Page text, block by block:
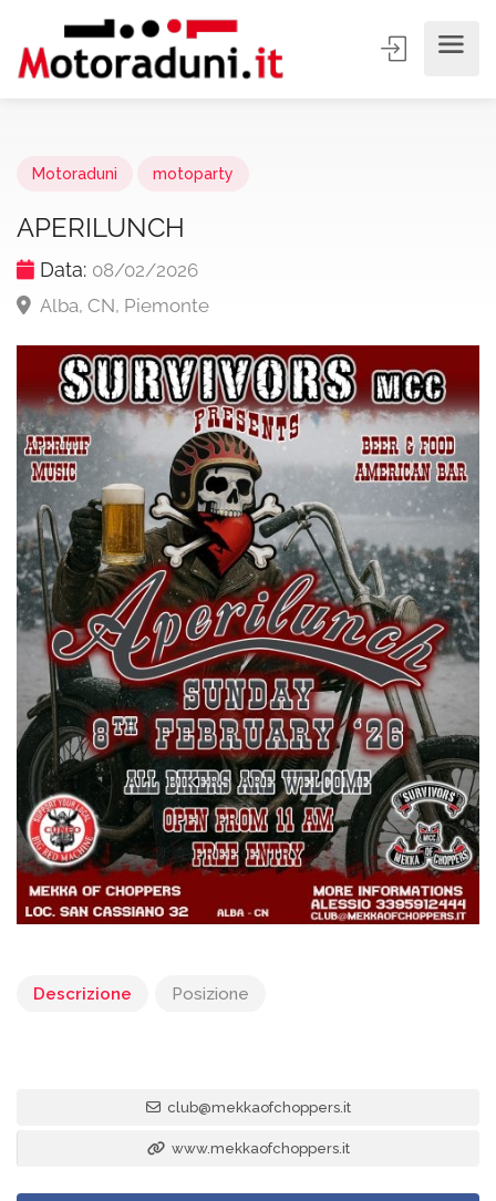
Motoraduni motoparty
APERILUNCH
Data: 08/02/2026
Alba, CN, Piemonte
Descrizione Posizione
club@mekkaofchoppers.it
www.mekkaofchoppers.it